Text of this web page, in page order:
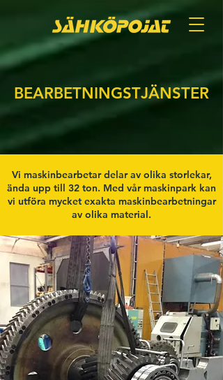
BEARBETNINGSTJÄNSTER
Vi maskinbearbetar delar av olika storlekar,
ända upp till 32 ton. Med vår maskinpark kan
vi utföra mycket exakta maskinbearbetningar
av olika material.